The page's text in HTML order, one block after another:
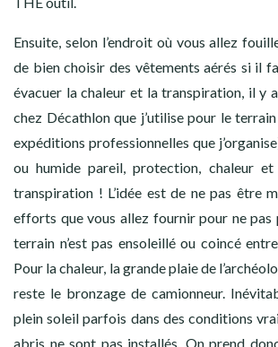
Ensuite, selon l’endroit où vous allez
de bien choisir des vêtements aérés si il
évacuer la chaleur et la transpiration, il y
chez Décathlon que j’utilise pour le
expéditions professionnelles que
ou humide pareil, protection, chaleur
transpiration ! L’idée est de ne pas être
efforts que vous allez fournir pour ne
terrain n’est pas ensoleillé ou coincé
Pour la chaleur, la grande plaie de
reste le bronzage de camionneur.
plein soleil parfois dans des conditions
abris ne sont pas installés. On prend